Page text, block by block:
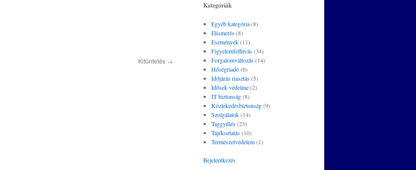
Kitüntetés →
Kategóriák
Egyéb kategória(8)
Elismerés(8)
Események(11)
Figyelemfelhívás(34)
Forgalomváltozás(14)
Hőségriadó(6)
Időjárás riasztás(5)
Idősek védelme(2)
IT biztonság(8)
Közlekedésbiztonság(9)
Szolgálatok(14)
Taggyűlés(23)
Tájékoztatás(10)
Természetvédelem(1)
Bejelentkezés